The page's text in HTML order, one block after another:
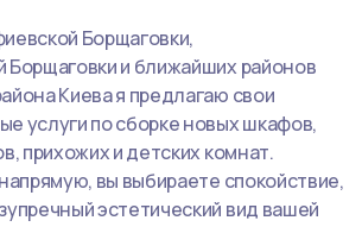
Борщаговки,
Борщаговки и ближайших районов
Киева я предлагаю свои
услуги по сборке новых шкафов,
прихожих и детских комнат.
вы выбираете спокойствие,
эстетический вид вашей